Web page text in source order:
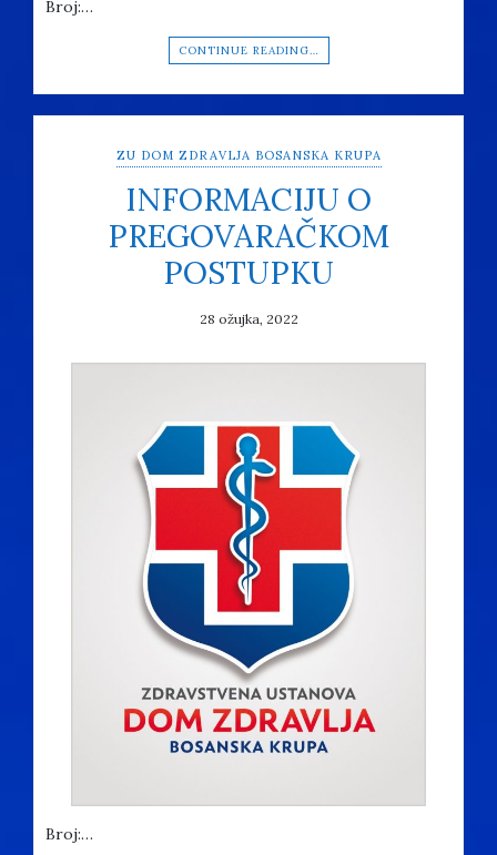
Broj:…
CONTINUE READING…
ZU DOM ZDRAVLJA BOSANSKA KRUPA
INFORMACIJU O
PREGOVARAČKOM
POSTUPKU
28 ožujka, 2022
Broj:…